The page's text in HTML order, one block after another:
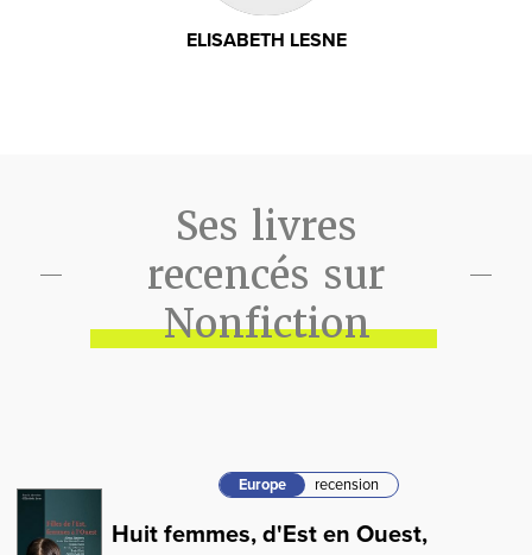
ELISABETH LESNE
Ses livres
recencés sur
Nonfiction
Europe recension
Huit femmes, d'Est en Ouest,